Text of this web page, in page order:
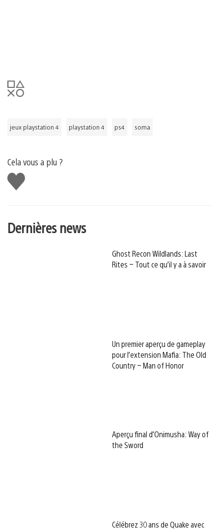
jeux playstation 4 playstation 4 ps4 soma
Cela vous a plu ?
J'aime
Dernières news
Ghost Recon Wildlands: Last
Rites – Tout ce qu’il y a à savoir
Un premier aperçu de gameplay
pour l’extension Mafia: The Old
Country – Man of Honor
Aperçu final d’Onimusha: Way of
the Sword
Célébrez 30 ans de Quake avec